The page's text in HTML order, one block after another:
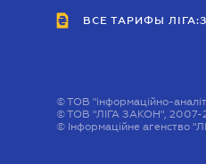
ВЕСТНИК МСФО
ВСЕ ТАРИФЫ
©ТОВ "інформаційно-
©ТОВ "ЛІГА ЗАКОН", 2007-
© Інформаційне агенство